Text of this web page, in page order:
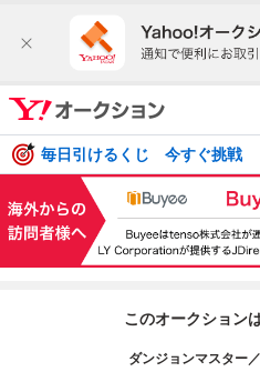
毎日引けるくじ 今すぐ挑戦
このオークション
ダンジョンマスター